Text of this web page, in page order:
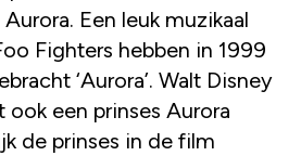
Een leuk muzikaal
Fighters hebben in 1999
‘Aurora’. Walt Disney
een prinses Aurora
de prinses in de film